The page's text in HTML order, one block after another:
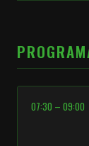
07:30 – 09:00